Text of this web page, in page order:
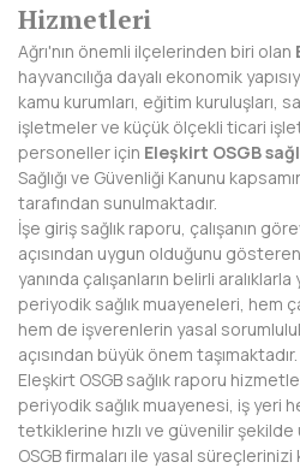
ARTVİN
AYDIN
BALIKESİR
BARTIN
BATMAN
BAYBURT
BİLECİK
BİNGÖL
BİTLİS
Hizmetleri
Ağrı'nın önemli ilçelerinden biri olan
hayvancılığa dayalı ekonomik
kamu kurumları, eğitim kuruluşları,
işletmeler ve küçük ölçekli ticari
personeller için Eleşkirt OSGB
Sağlığı ve Güvenliği Kanunu
tarafından sunulmaktadır.
İşe giriş sağlık raporu, çalışanın
açısından uygun olduğunu
yanında çalışanların belirli
periyodik sağlık muayeneleri, hem
hem de işverenlerin yasal
açısından büyük önem taşımaktadır.
Eleşkirt OSGB sağlık raporu
periyodik sağlık muayenesi, iş yeri
tetkiklerine hızlı ve güvenilir
OSGB firmaları ile yasal süreçlerinizi